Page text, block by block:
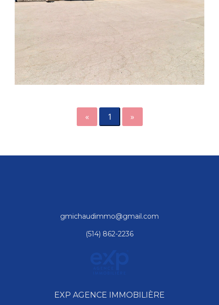
« 1 »
gmichaudimmo@gmail.com
(514) 862-2236
EXP AGENCE IMMOBILIÈRE